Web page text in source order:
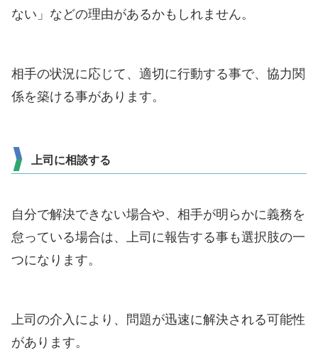
ない」などの理由があるかもしれません。
相手の状況に応じて、適切に行動する事で、協力関
係を築ける事があります。
上司に相談する
自分で解決できない場合や、相手が明らかに義務を
怠っている場合は、上司に報告する事も選択肢の一
つになります。
上司の介入により、問題が迅速に解決される可能性
があります。